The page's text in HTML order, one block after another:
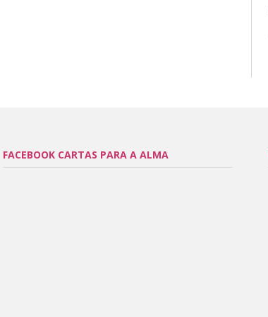
FACEBOOK CARTAS PARA A ALMA